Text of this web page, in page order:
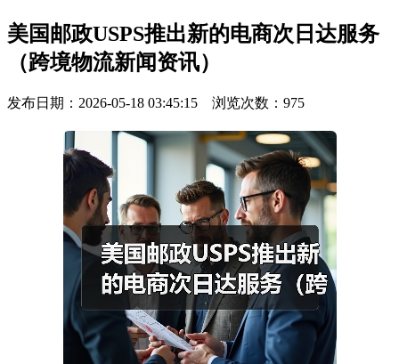
美国邮政USPS推出新的电商次日达服务
（跨境物流新闻资讯）
发布日期：2026-05-18 03:45:15 浏览次数： 975